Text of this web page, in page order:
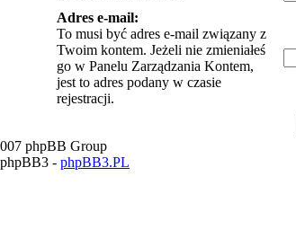
Adres e-mail:
To musi być adres e-mail związany z
Twoim kontem. Jeżeli nie zmieniałeś
go w Panelu Zarządzania Kontem,
jest to adres podany w czasie
rejestracji.
phpBB Group
- phpBB3.PL